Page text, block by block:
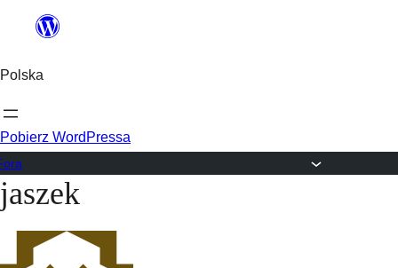
Przejdź
treści
Polska
Pobierz WordPressa
Przejdź
do
jaszek